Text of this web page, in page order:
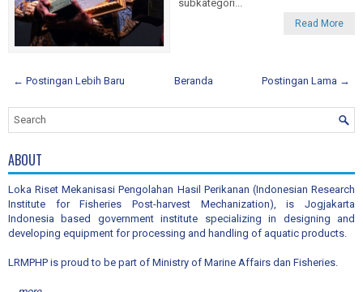
subkategori...
Read More
← Postingan Lebih Baru Postingan Lama →
Beranda
ABOUT
Loka Riset Mekanisasi Pengolahan Hasil Perikanan (Indonesian Research
Institute for Fisheries Post-harvest Mechanization), is Jogjakarta
Indonesia based government institute specializing in designing and
developing equipment for processing and handling of aquatic products.
LRMPHP is proud to be part of Ministry of Marine Affairs dan Fisheries.